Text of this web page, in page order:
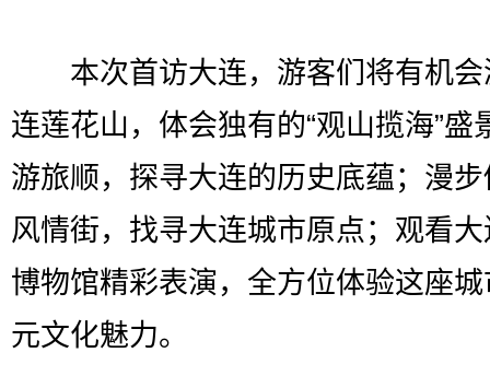
本次首访大连，游客们将有机会
连莲花山，体会独有的“观山揽海”盛
游旅顺，探寻大连的历史底蕴；漫
风情街，找寻大连城市原点；观看
博物馆精彩表演，全方位体验这座
元文化魅力。